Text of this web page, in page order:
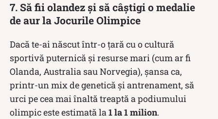
7. Să fii olandez și să câștigi o medalie
de aur la Jocurile Olimpice
Dacă te-ai născut într-o țară cu o cultură
sportivă puternică și resurse mari (cum ar fi
Olanda, Australia sau Norvegia), șansa ca,
printr-un mix de genetică și antrenament, să
urci pe cea mai înaltă treaptă a podiumului
olimpic este estimată la1 la 1 milion.